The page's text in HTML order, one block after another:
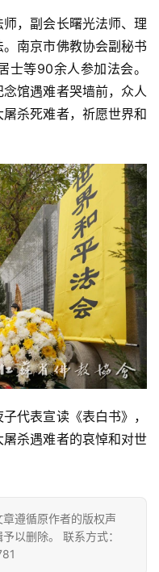
，副会长曙光法师、理
南京市佛教协会副秘书
士等90余人参加法会。
馆遇难者哭墙前，众人
杀死难者，祈愿世界和
代表宣读《表白书》，
杀遇难者的哀悼和对世
遵循原作者的版权声
以删除。 联系方式：